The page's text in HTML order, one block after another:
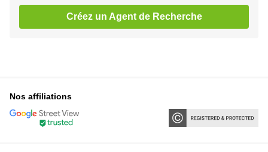
Créez un Agent de Recherche
Nos affiliations